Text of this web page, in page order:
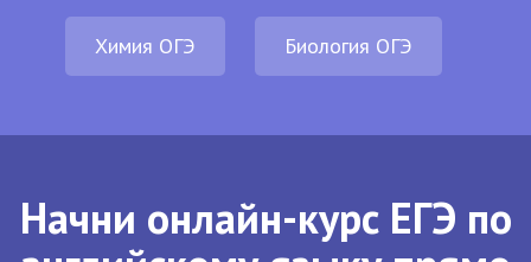
Химия ОГЭ Биология ОГЭ
Начни онлайн-курс ЕГЭ по